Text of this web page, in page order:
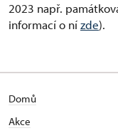
2023 např.
informací o nízde).
Domů
Akce